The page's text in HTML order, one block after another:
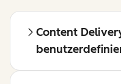
Content